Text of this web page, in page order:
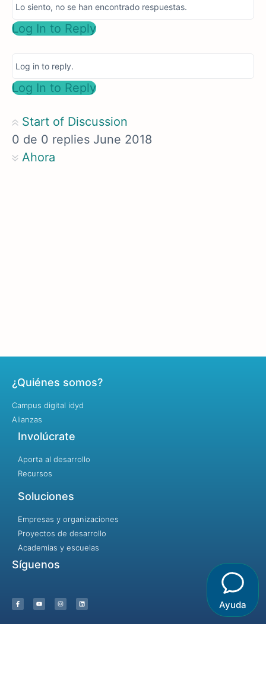
Lo siento, no se han encontrado respuestas.
Log In to Reply
Log in to reply.
Log In to Reply
Start of Discussion
0 de 0 replies June 2018
Ahora
¿Quiénes somos?
Campus digital idyd
Alianzas
Involúcrate
Aporta al desarrollo
Recursos
Soluciones
Empresas y organizaciones
Proyectos de desarrollo
Academias y escuelas
Síguenos
Ayuda